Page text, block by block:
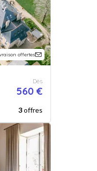
offertes
Dès
560 €
3offres